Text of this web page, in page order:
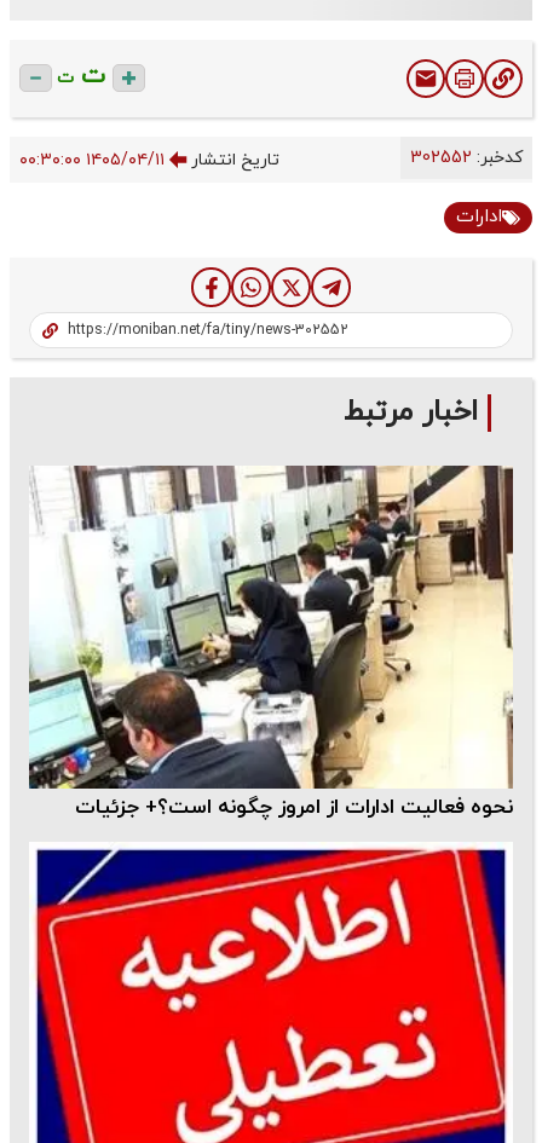
ت ت
کدخبر: تاریخ انتشار ۱۴۰۵/۰۴/۱۱ ۰۰:۳۰:۰۰
ادارات
اخبار مرتبط
نحوه فعالیت ادارات از امروز چگونه است؟+ جزئیات